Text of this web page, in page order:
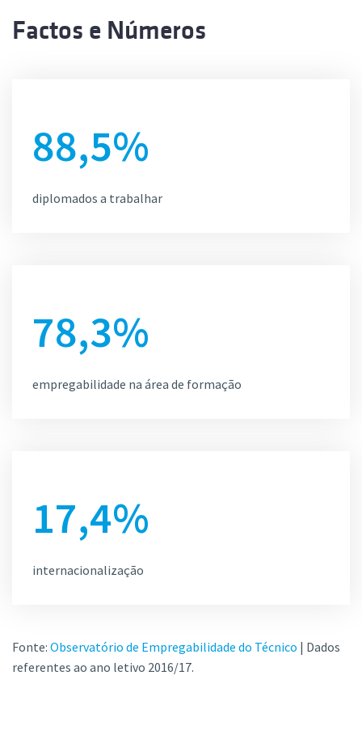
Factos e Números
88,5%
diplomados a trabalhar
78,3%
empregabilidade na área de formação
17,4%
internacionalização
Fonte: Observatório de Empregabilidade do Técnico | Dados
referentes ao ano letivo 2016/17.